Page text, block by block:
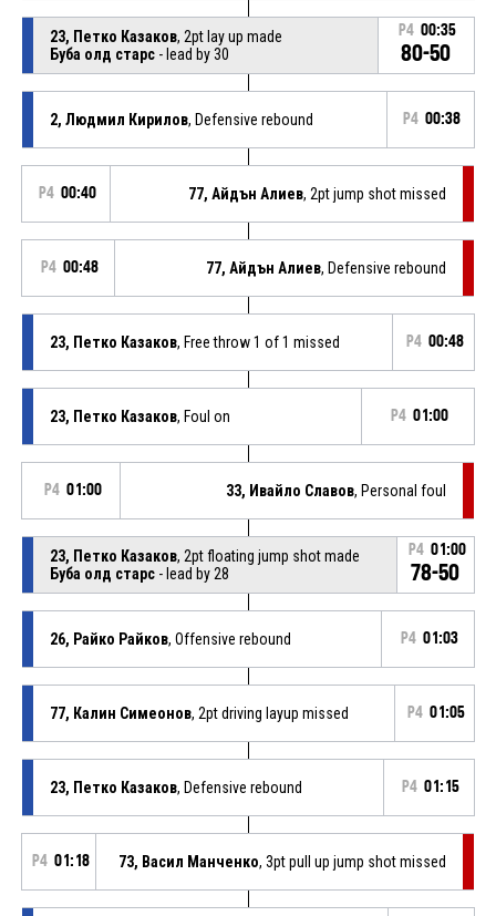
23, Петко Казаков, 2pt lay up made
Буба олд старс- lead by 30
P4 00:35
80-50
2, Людмил Кирилов, Defensive rebound P4 00:38
P4 00:40 77, Айдън Алиев, 2pt jump shot missed
P4 00:48 77, Айдън Алиев, Defensive rebound
23, Петко Казаков, Free throw 1 of 1 missed P4 00:48
23, Петко Казаков, Foul on P4 01:00
P4 01:00 33, Ивайло Славов, Personal foul
23, Петко Казаков, 2pt floating jump shot made
Буба олд старс- lead by 28
P4 01:00
78-50
26, Райко Райков, Offensive rebound P4 01:03
77, Калин Симеонов, 2pt driving layup missed P4 01:05
23, Петко Казаков, Defensive rebound P4 01:15
P4 01:18 73, Васил Манченко, 3pt pull up jump shot missed